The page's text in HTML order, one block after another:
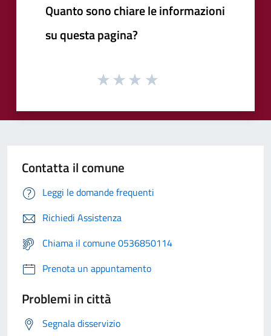
Quanto sono chiare le informazioni
su questa pagina?
Contatta il comune
Leggi le domande frequenti
Richiedi Assistenza
Chiama il comune 0536850114
Prenota un appuntamento
Problemi in città
Segnala disservizio